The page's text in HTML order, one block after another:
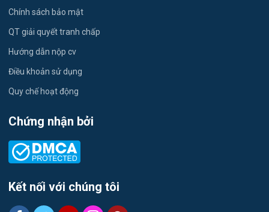
Công nhân
Thời Vụ
Tiếng Hàn
Tiếng Trung
Xuất Nhập Khẩu
Y Dược
Logistics
Việc làm Ái Quốc
Việc làm Chu Văn An
Việc làm Trần Hưng Đạo
Việc làm Nguyễn Trãi
Việc làm Trần Nhân Tông
Chính sách bảo mật
QT giải quyết tranh chấp
Hướng dẫn nộp cv
Điều khoản sử dụng
Quy chế hoạt động
Chứng nhận bởi
Kết nối với chúng tôi